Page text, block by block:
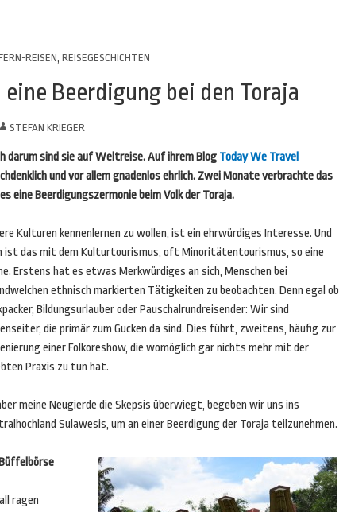
REISEN, REISEGESCHICHTEN
Beerdigung bei den Toraja
STEFAN KRIEGER
darum sind sie auf Weltreise. Auf ihrem Blog Today We Travel
und vor allem gnadenlos ehrlich. Zwei Monate verbrachte das
eine Beerdigungszermonie beim Volk der Toraja.
Kulturen kennenlernen zu wollen, ist ein ehrwürdiges Interesse. Und
ist das mit dem Kulturtourismus, oft Minoritätentourismus, so eine
Erstens hat es etwas Merkwürdiges an sich, Menschen bei
ethnisch markierten Tätigkeiten zu beobachten. Denn egal ob
Bildungsurlauber oder Pauschalrundreisender: Wir sind
die primär zum Gucken da sind. Dies führt, zweitens, häufig zur
einer Folkoreshow, die womöglich gar nichts mehr mit der
Praxis zu tun hat.
meine Neugierde die Skepsis überwiegt, begeben wir uns ins
Sulawesis, um an einer Beerdigung der Toraja teilzunehmen.
ragen